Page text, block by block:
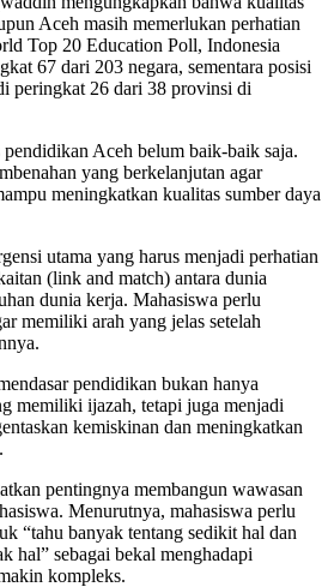
Aceh masih memerlukan perhatian
Top 20 Education Poll, Indonesia
67 dari 203 negara, sementara posisi
peringkat 26 dari 38 provinsi di
pendidikan Aceh belum baik-baik saja.
yang berkelanjutan agar
meningkatkan kualitas sumber daya
utama yang harus menjadi perhatian
(link and match) antara dunia
dunia kerja. Mahasiswa perlu
memiliki arah yang jelas setelah
pendidikan bukan hanya
memiliki ijazah, tetapi juga menjadi
kemiskinan dan meningkatkan
pentingnya membangun wawasan
Menurutnya, mahasiswa perlu
“tahu banyak tentang sedikit hal dan
hal” sebagai bekal menghadapi
kompleks.